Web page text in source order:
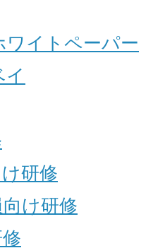
ワイトペーパー
研修
け研修